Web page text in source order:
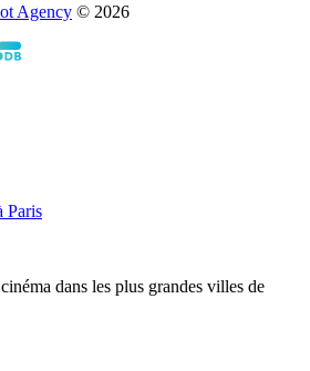
Agency © 2026
Paris
dans les plus grandes villes de